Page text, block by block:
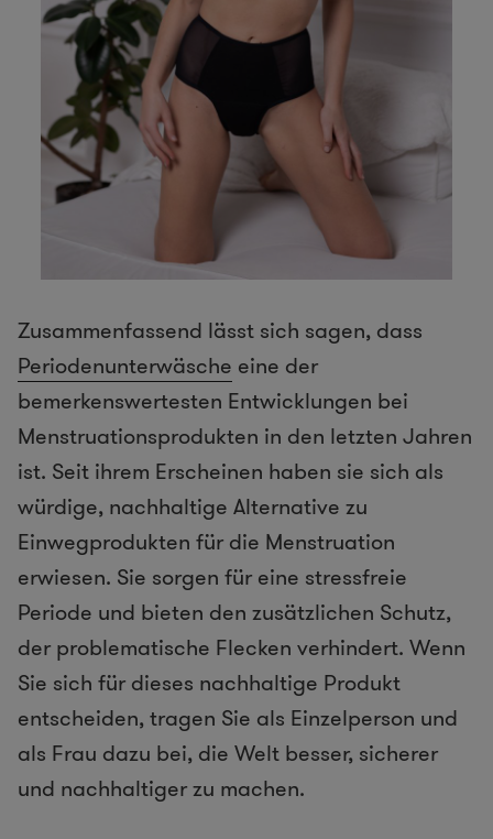
Zusammenfassend lässt sich sagen, dass
Periodenunterwäsche eine der
bemerkenswertesten Entwicklungen bei
Menstruationsprodukten in den letzten Jahren
ist. Seit ihrem Erscheinen haben sie sich als
würdige, nachhaltige Alternative zu
Einwegprodukten für die Menstruation
erwiesen. Sie sorgen für eine stressfreie
Periode und bieten den zusätzlichen Schutz,
der problematische Flecken verhindert. Wenn
Sie sich für dieses nachhaltige Produkt
entscheiden, tragen Sie als Einzelperson und
als Frau dazu bei, die Welt besser, sicherer
und nachhaltiger zu machen.